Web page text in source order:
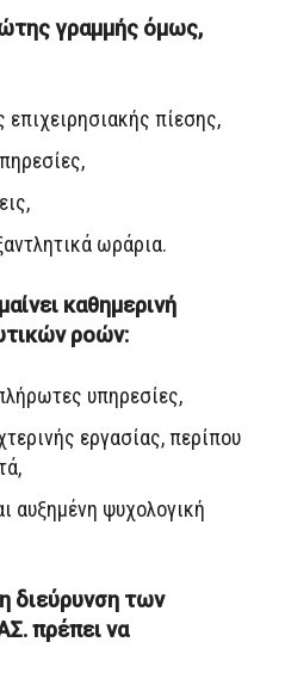
γραμμής όμως,
πίεσης,
ωράρια.
καθημερινή
ροών:
υπηρεσίες,
εργασίας, περίπου
αυξημένη ψυχολογική
διεύρυνση των
πρέπει να